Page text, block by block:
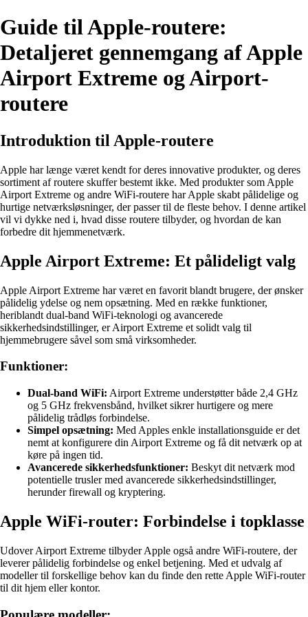
Guide til Apple-routere:
Detaljeret gennemgang af Apple
Airport Extreme og Airport-
routere
Introduktion til Apple-routere
Apple har længe været kendt for deres innovative produkter, og deres
sortiment af routere skuffer bestemt ikke. Med produkter som Apple
Airport Extreme og andre WiFi-routere har Apple skabt pålidelige og
hurtige netværksløsninger, der passer til de fleste behov. I denne artikel
vil vi dykke ned i, hvad disse routere tilbyder, og hvordan de kan
forbedre dit hjemmenetværk.
Apple Airport Extreme: Et pålideligt valg
Apple Airport Extreme har været en favorit blandt brugere, der ønsker
pålidelig ydelse og nem opsætning. Med en række funktioner,
heriblandt dual-band WiFi-teknologi og avancerede
sikkerhedsindstillinger, er Airport Extreme et solidt valg til
hjemmebrugere såvel som små virksomheder.
Funktioner:
Dual-band WiFi: Airport Extreme understøtter både 2,4 GHz
og 5 GHz frekvensbånd, hvilket sikrer hurtigere og mere
pålidelig trådløs forbindelse.
Simpel opsætning: Med Apples enkle installationsguide er det
nemt at konfigurere din Airport Extreme og få dit netværk op at
køre på ingen tid.
Avancerede sikkerhedsfunktioner: Beskyt dit netværk mod
potentielle trusler med avancerede sikkerhedsindstillinger,
herunder firewall og kryptering.
Apple WiFi-router: Forbindelse i topklasse
Udover Airport Extreme tilbyder Apple også andre WiFi-routere, der
leverer pålidelig forbindelse og enkel betjening. Med et udvalg af
modeller til forskellige behov kan du finde den rette Apple WiFi-router
til dit hjem eller kontor.